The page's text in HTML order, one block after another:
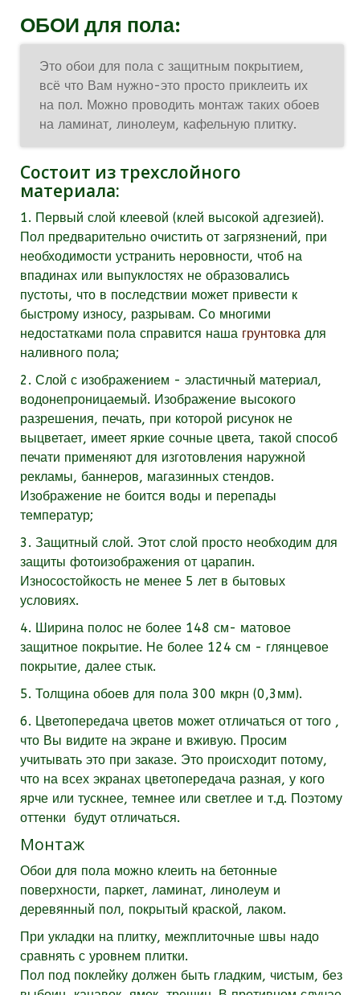
ОБОИ для пола:
Это обои для пола с защитным покрытием,
всё что Вам нужно-это просто приклеить их
на пол. Можно проводить монтаж таких обоев
на ламинат, линолеум, кафельную плитку.
Состоит из трехслойного
материала:
1. Первый слой клеевой (клей высокой адгезией).
Пол предварительно очистить от загрязнений, при
необходимости устранить неровности, чтоб на
впадинах или выпуклостях не образовались
пустоты, что в последствии может привести к
быстрому износу, разрывам. Со многими
недостатками пола справится наша грунтовка для
наливного пола;
2. Слой с изображением - эластичный материал,
водонепроницаемый. Изображение высокого
разрешения, печать, при которой рисунок не
выцветает, имеет яркие сочные цвета, такой способ
печати применяют для изготовления наружной
рекламы, баннеров, магазинных стендов.
Изображение не боится воды и перепады
температур;
3. Защитный слой. Этот слой просто необходим для
защиты фотоизображения от царапин.
Износостойкость не менее 5 лет в бытовых
условиях.
4. Ширина полос не более 148 см- матовое
защитное покрытие. Не более 124 см - глянцевое
покрытие, далее стык.
5. Толщина обоев для пола 300 мкрн (0,3мм).
6. Цветопередача цветов может отличаться от того ,
что Вы видите на экране и вживую. Просим
учитывать это при заказе. Это происходит потому,
что на всех экранах цветопередача разная, у кого
ярче или тускнее, темнее или светлее и т.д. Поэтому
оттенки будут отличаться.
Монтаж
Обои для пола можно клеить на бетонные
поверхности, паркет, ламинат, линолеум и
деревянный пол, покрытый краской, лаком.
При укладки на плитку, межплиточные швы надо
сравнять с уровнем плитки.
Пол под поклейку должен быть гладким, чистым, без